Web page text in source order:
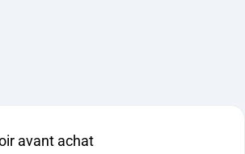
avant achat